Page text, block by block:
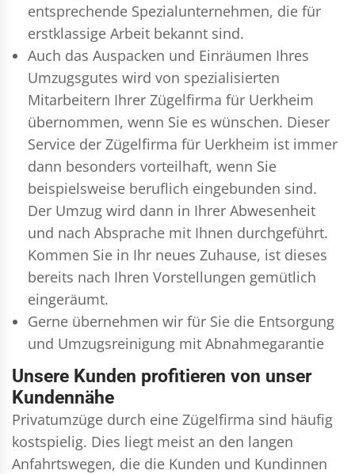
entsprechende Spezialunternehmen, die für
erstklassige Arbeit bekannt sind.
Auch das Auspacken und Einräumen Ihres
Umzugsgutes wird von spezialisierten
Mitarbeitern Ihrer Zügelfirma für Uerkheim
übernommen, wenn Sie es wünschen. Dieser
Service der Zügelfirma für Uerkheim ist immer
dann besonders vorteilhaft, wenn Sie
beispielsweise beruflich eingebunden sind.
Der Umzug wird dann in Ihrer Abwesenheit
und nach Absprache mit Ihnen durchgeführt.
Kommen Sie in Ihr neues Zuhause, ist dieses
bereits nach Ihren Vorstellungen gemütlich
eingeräumt.
Gerne übernehmen wir für Sie die Entsorgung
und Umzugsreinigung mit Abnahmegarantie
Unsere Kunden profitieren von unser
Kundennähe
Privatumzüge durch eine Zügelfirma sind häufig
kostspielig. Dies liegt meist an den langen
Anfahrtswegen, die die Kunden und Kundinnen